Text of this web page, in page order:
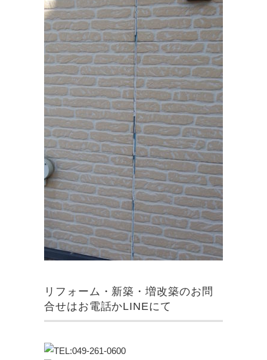
リフォーム・新築・増改築のお問
合せはお電話かLINEにて